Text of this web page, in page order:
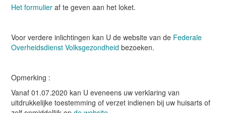
Het formulier af te geven aan het loket.
Voor verdere inlichtingen kan U de website van de Federale
Overheidsdienst Volksgezondheid bezoeken.
Opmerking :
Vanaf 01.07.2020 kan U eveneens uw verklaring van
uitdrukkelijke toestemming of verzet indienen bij uw huisarts of